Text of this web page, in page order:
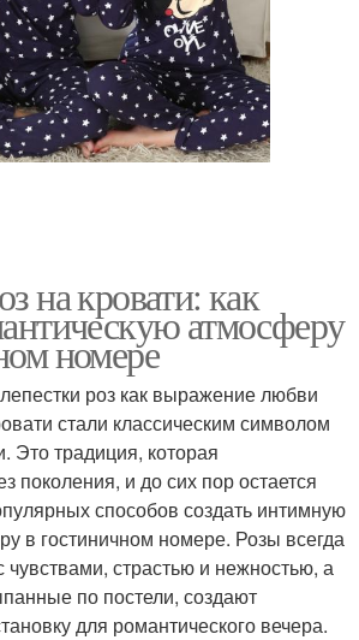
на кровати: как
атмосферу
номере
роз как выражение любви
стали классическим символом
Это традиция, которая
поколения, и до сих пор остается
способов создать интимную
в гостиничном номере. Розы всегда
чувствами, страстью и нежностью, а
по постели, создают
для романтического вечера.